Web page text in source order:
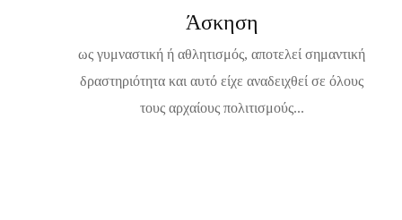
Άσκηση
ως γυμναστική ή αθλητισμός, αποτελεί σημαντική
δραστηριότητα και αυτό είχε αναδειχθεί σε όλους
τους αρχαίους πολιτισμούς...